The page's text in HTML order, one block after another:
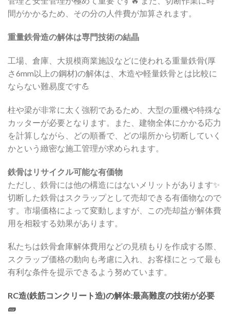
間がかかるため、その分の人件費が加算されます。
重量鉄骨造の解体は専門技術の結晶
工場、倉庫、大規模商業施設などに使われる重量鉄骨(厚
さ6mm以上の鋼材)の解体は、木造や軽量鉄骨とは比較に
ならない難易度です💪
柱や梁が非常に太く強靭であるため、大型の重機や特殊な
カッターが必要となります。また、建物全体にかかる応力
を計算しながら、どの順番で、どの場所から切断していく
かという緻密な施工管理が求められます。
鉄骨はリサイクル可能な有価物
ただし、鉄骨には他の構造にはないメリットがあります✨
切断した鉄骨はスクラップとして売却できる有価物なので
す。市場価格によって変動しますが、この売却益が解体費
用を相殺する効果があります。
私たちは鉄骨倉庫解体費用などの見積もりを作成する際、
スクラップ価格の動向も考慮に入れ、お客様にとって最も
有利な条件を提示できるよう努めています。
RC造(鉄筋コンクリート造)の解体:最高難度の技術が必要
🧱